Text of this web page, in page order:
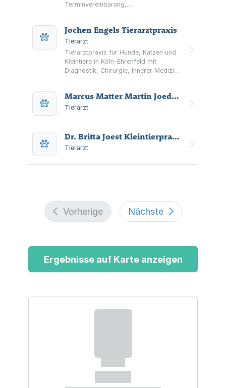
Terminvereinbarung,
Weichteilchirurgie und Kardiologie.
Jochen Engels Tierarztpraxis
Tierarzt
Tierarztpraxis für Hunde, Katzen und
Kleintiere in Köln-Ehrenfeld mit
Diagnostik, Chirurgie, Innerer Medizin,
Monitoring.
Marcus Matter Martin Joedicke Tierarztpraxis
Tierarzt
Dr. Britta Joest Kleintierpraxis
Tierarzt
Vorherige Nächste
Ergebnisse auf Karte anzeigen